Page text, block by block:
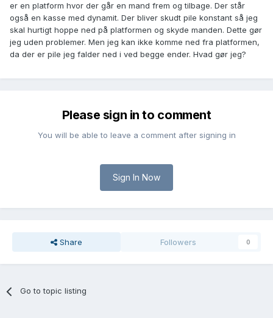
er en platform hvor der går en mand frem og tilbage. Der står
også en kasse med dynamit. Der bliver skudt pile konstant så jeg
skal hurtigt hoppe ned på platformen og skyde manden. Dette gør
jeg uden problemer. Men jeg kan ikke komme ned fra platformen,
da der er pile jeg falder ned i ved begge ender. Hvad gør jeg?
Please sign in to comment
You will be able to leave a comment after signing in
Sign In Now
Share Followers 0
Go to topic listing